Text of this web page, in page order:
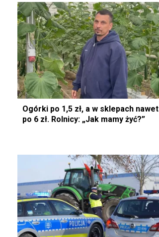
Ogórki po 1,5 zł, a w sklepach nawet
po 6 zł. Rolnicy: „Jak mamy żyć?”